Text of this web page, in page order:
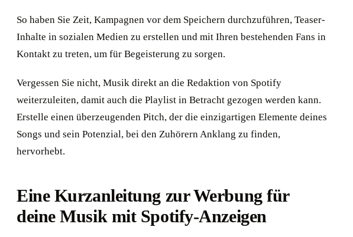
So haben Sie Zeit, Kampagnen vor dem Speichern durchzuführen, Teaser-
Inhalte in sozialen Medien zu erstellen und mit Ihren bestehenden Fans in
Kontakt zu treten, um für Begeisterung zu sorgen.
Vergessen Sie nicht, Musik direkt an die Redaktion von Spotify
weiterzuleiten, damit auch die Playlist in Betracht gezogen werden kann.
Erstelle einen überzeugenden Pitch, der die einzigartigen Elemente deines
Songs und sein Potenzial, bei den Zuhörern Anklang zu finden,
hervorhebt.
Eine Kurzanleitung zur Werbung für
deine Musik mit Spotify-Anzeigen